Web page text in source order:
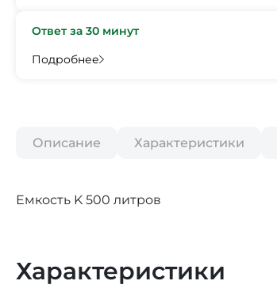
Ответ за 30 минут
Подробнее
Описание Характеристики
Емкость K 500 литров
Характеристики